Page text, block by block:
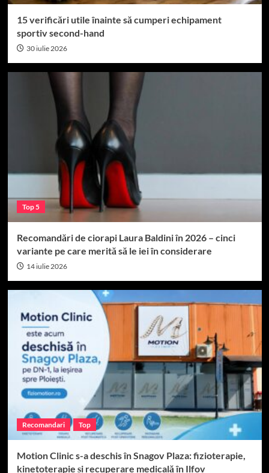
15 verificări utile înainte să cumperi echipament
sportiv second-hand
30 iulie 2026
Top 5
Recomandări de ciorapi Laura Baldini în 2026 – cinci
variante pe care merită să le iei în considerare
14 iulie 2026
Recomandari Top
Motion Clinic s-a deschis în Snagov Plaza: fizioterapie,
kinetoterapie și recuperare medicală în Ilfov